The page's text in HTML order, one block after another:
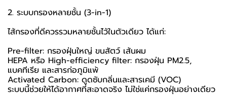
2. ระบบกรองหลายชั้น (3-in-1)
ไส้กรองที่ดีควรรวมหลายชั้นไว้ในตัวเดียว ได้แก่:
Pre-filter: กรองฝุ่นใหญ่ ขนสัตว์ เส้นผม
HEPA หรือ High-efficiency filter: กรองฝุ่น PM2.5,
แบคทีเรีย และสารก่อภูมิแพ้
Activated Carbon: ดูดซับกลิ่นและสารเคมี (VOC)
ระบบนี้ช่วยให้ได้อากาศที่สะอาดจริง ไม่ใช่แค่กรองฝุ่นอย่างเดียว